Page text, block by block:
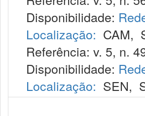
Disponibilidade:
Localização: CAM,
Referência: v. 5, n.
Disponibilidade:
Localização: SEN,